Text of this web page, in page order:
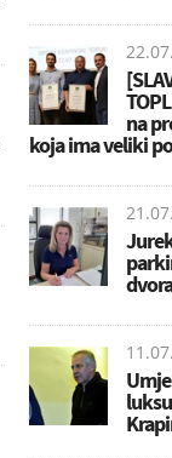
na
koja ima veliki